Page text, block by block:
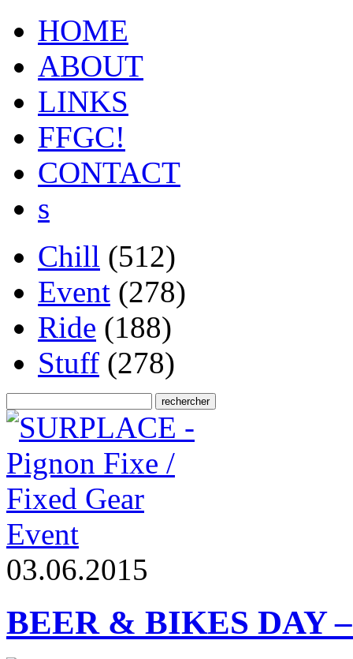
HOME
ABOUT
LINKS
FFGC!
CONTACT
s
Chill (512)
Event (278)
Ride (188)
Stuff (278)
Event
03.06.2015
BEER & BIKES DAY